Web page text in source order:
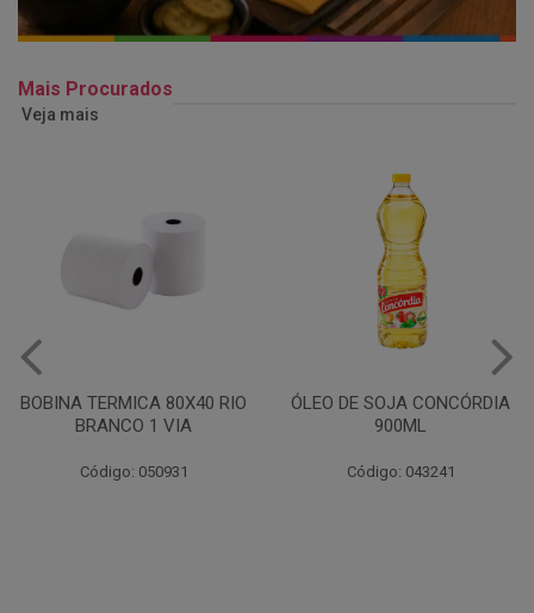
Mais Procurados
Veja mais
ÓLEO DE SOJA CONCÓRDIA
900ML
Código: 043241
LEITE CONDENSADO
SEMIDESNATADO ITAMBE
Código: 049276